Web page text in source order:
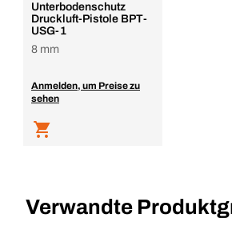
Unterbodenschutz
Druckluft-Pistole BPT-
USG-1
8 mm
Anmelden, um Preise zu
sehen
Verwandte